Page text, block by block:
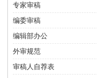
专家审稿
编委审稿
编辑部办公
外审规范
审稿人自荐表